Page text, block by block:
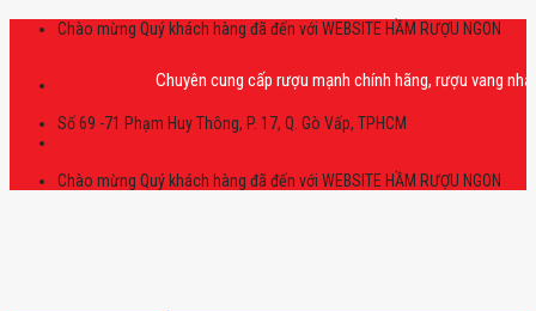
Skip
Chào mừng Quý khách hàng đã đến với WEBSITE HẦM RƯỢU NGON
Chuyên cung cấp rượu mạnh chính hãng, rượu vang nhập
Số 69 -71 Phạm Huy Thông, P. 17, Q. Gò Vấp, TPHCM
Chào mừng Quý khách hàng đã đến với WEBSITE HẦM RƯỢU NGON